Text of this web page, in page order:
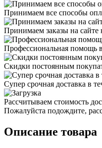
Принимаем все способы
Принимаем заказы на сайте
Профессиональная помощь
Скидки постоянным
Супер срочная доставка в
Рассчитываем стоимость
Пожалуйста подождите,
Описание товара